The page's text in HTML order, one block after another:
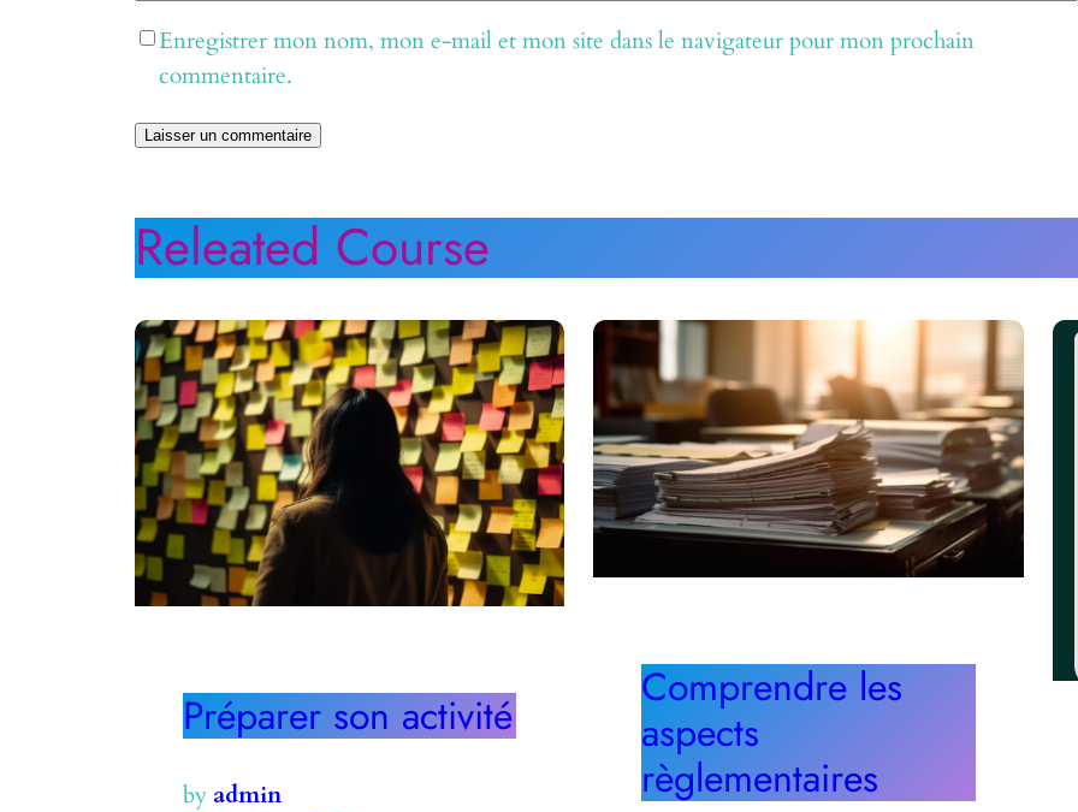
Enregistrer mon nom, mon e-mail et mon site dans le navigateur pour mon prochain
commentaire.
Releated Course
Préparer son activité
by admin
Comprendre les
aspects
règlementaires